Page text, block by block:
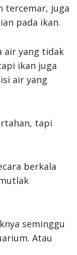
tercemar, juga
pada ikan.
air yang tidak
ikan juga
air yang
tapi
berkala
seminggu
Atau